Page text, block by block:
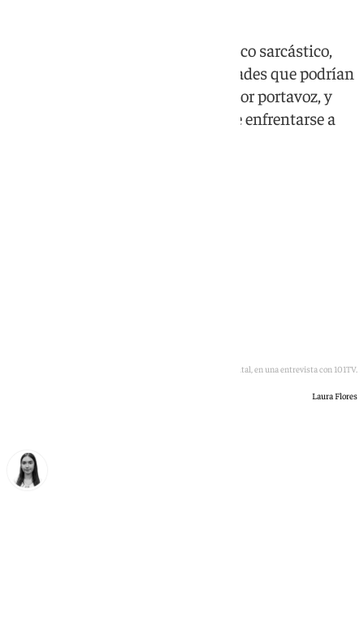
El paleño se define como un político sarcástico,
pero también incisivo, dos cualidades que podrían
diferenciarlo de Dani Pérez, anterior portavoz, y
que podrían ser claves a la hora de enfrentarse a
Mariano Ruiz, actual portavoz del PSOE en Málaga capital, en una entrevista con 101TV.
Laura Flores